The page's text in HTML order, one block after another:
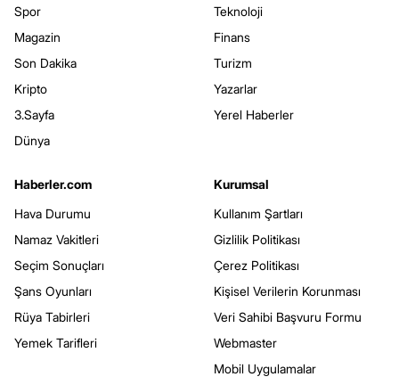
Spor
Magazin
Son Dakika
Kripto
3.Sayfa
Dünya
Teknoloji
Finans
Turizm
Yazarlar
Yerel Haberler
Haberler.com
Hava Durumu
Namaz Vakitleri
Seçim Sonuçları
Şans Oyunları
Rüya Tabirleri
Yemek Tarifleri
Kurumsal
Kullanım Şartları
Gizlilik Politikası
Çerez Politikası
Kişisel Verilerin Korunması
Veri Sahibi Başvuru Formu
Webmaster
Mobil Uygulamalar